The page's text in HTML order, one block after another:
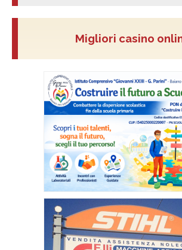
Migliori casino